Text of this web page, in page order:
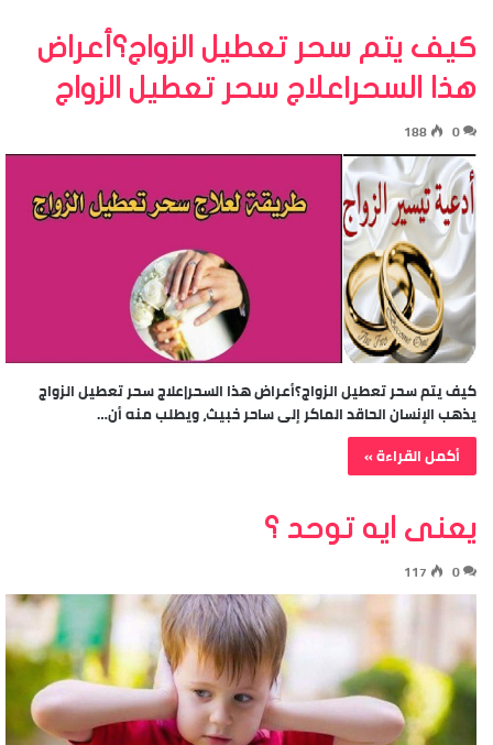
كيف يتم سحر تعطيل الزواج؟أعراض
هذا السحر|علاج سحر تعطيل الزواج
0
188
كيف يتم سحر تعطيل الزواج؟أعراض هذا السحر|علاج سحر تعطيل الزواج
يذهب الإنسان الحاقد الماكر إلى ساحر خبيث، ويطلب منه أن…
أكمل القراءة »
يعنى ايه توحد ؟
0
117